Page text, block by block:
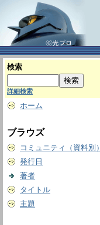
検索
詳細検索
ホーム
ブラウズ
コミュニティ（資料別）
発行日
著者
タイトル
主題